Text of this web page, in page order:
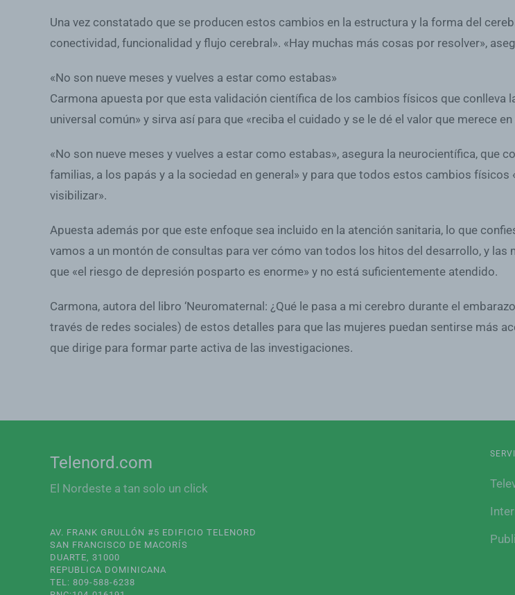
Una vez constatado que se producen estos cambios en la estructura y la forma del
conectividad, funcionalidad y flujo cerebral». «Hay muchas más cosas por resolver»,
«No son nueve meses y vuelves a estar como estabas»
Carmona apuesta por que esta validación científica de los cambios físicos que
universal común» y sirva así para que «reciba el cuidado y se le dé el valor que merece
«No son nueve meses y vuelves a estar como estabas», asegura la neurocientífica, que
familias, a los papás y a la sociedad en general» y para que todos estos cambios
visibilizar».
Apuesta además por que este enfoque sea incluido en la atención sanitaria, lo que
vamos a un montón de consultas para ver cómo van todos los hitos del desarrollo, y
que «el riesgo de depresión posparto es enorme» y no está suficientemente atendido.
Carmona, autora del libro ‘Neuromaternal: ¿Qué le pasa a mi cerebro durante el
través de redes sociales) de estos detalles para que las mujeres puedan sentirse más
que dirige para formar parte activa de las investigaciones.
Telenord.com
El Nordeste a tan solo un click
AV. FRANK GRULLÓN #5 EDIFICIO TELENORD
SAN FRANCISCO DE MACORÍS
DUARTE, 31000
REPUBLICA DOMINICANA
TEL: 809-588-6238